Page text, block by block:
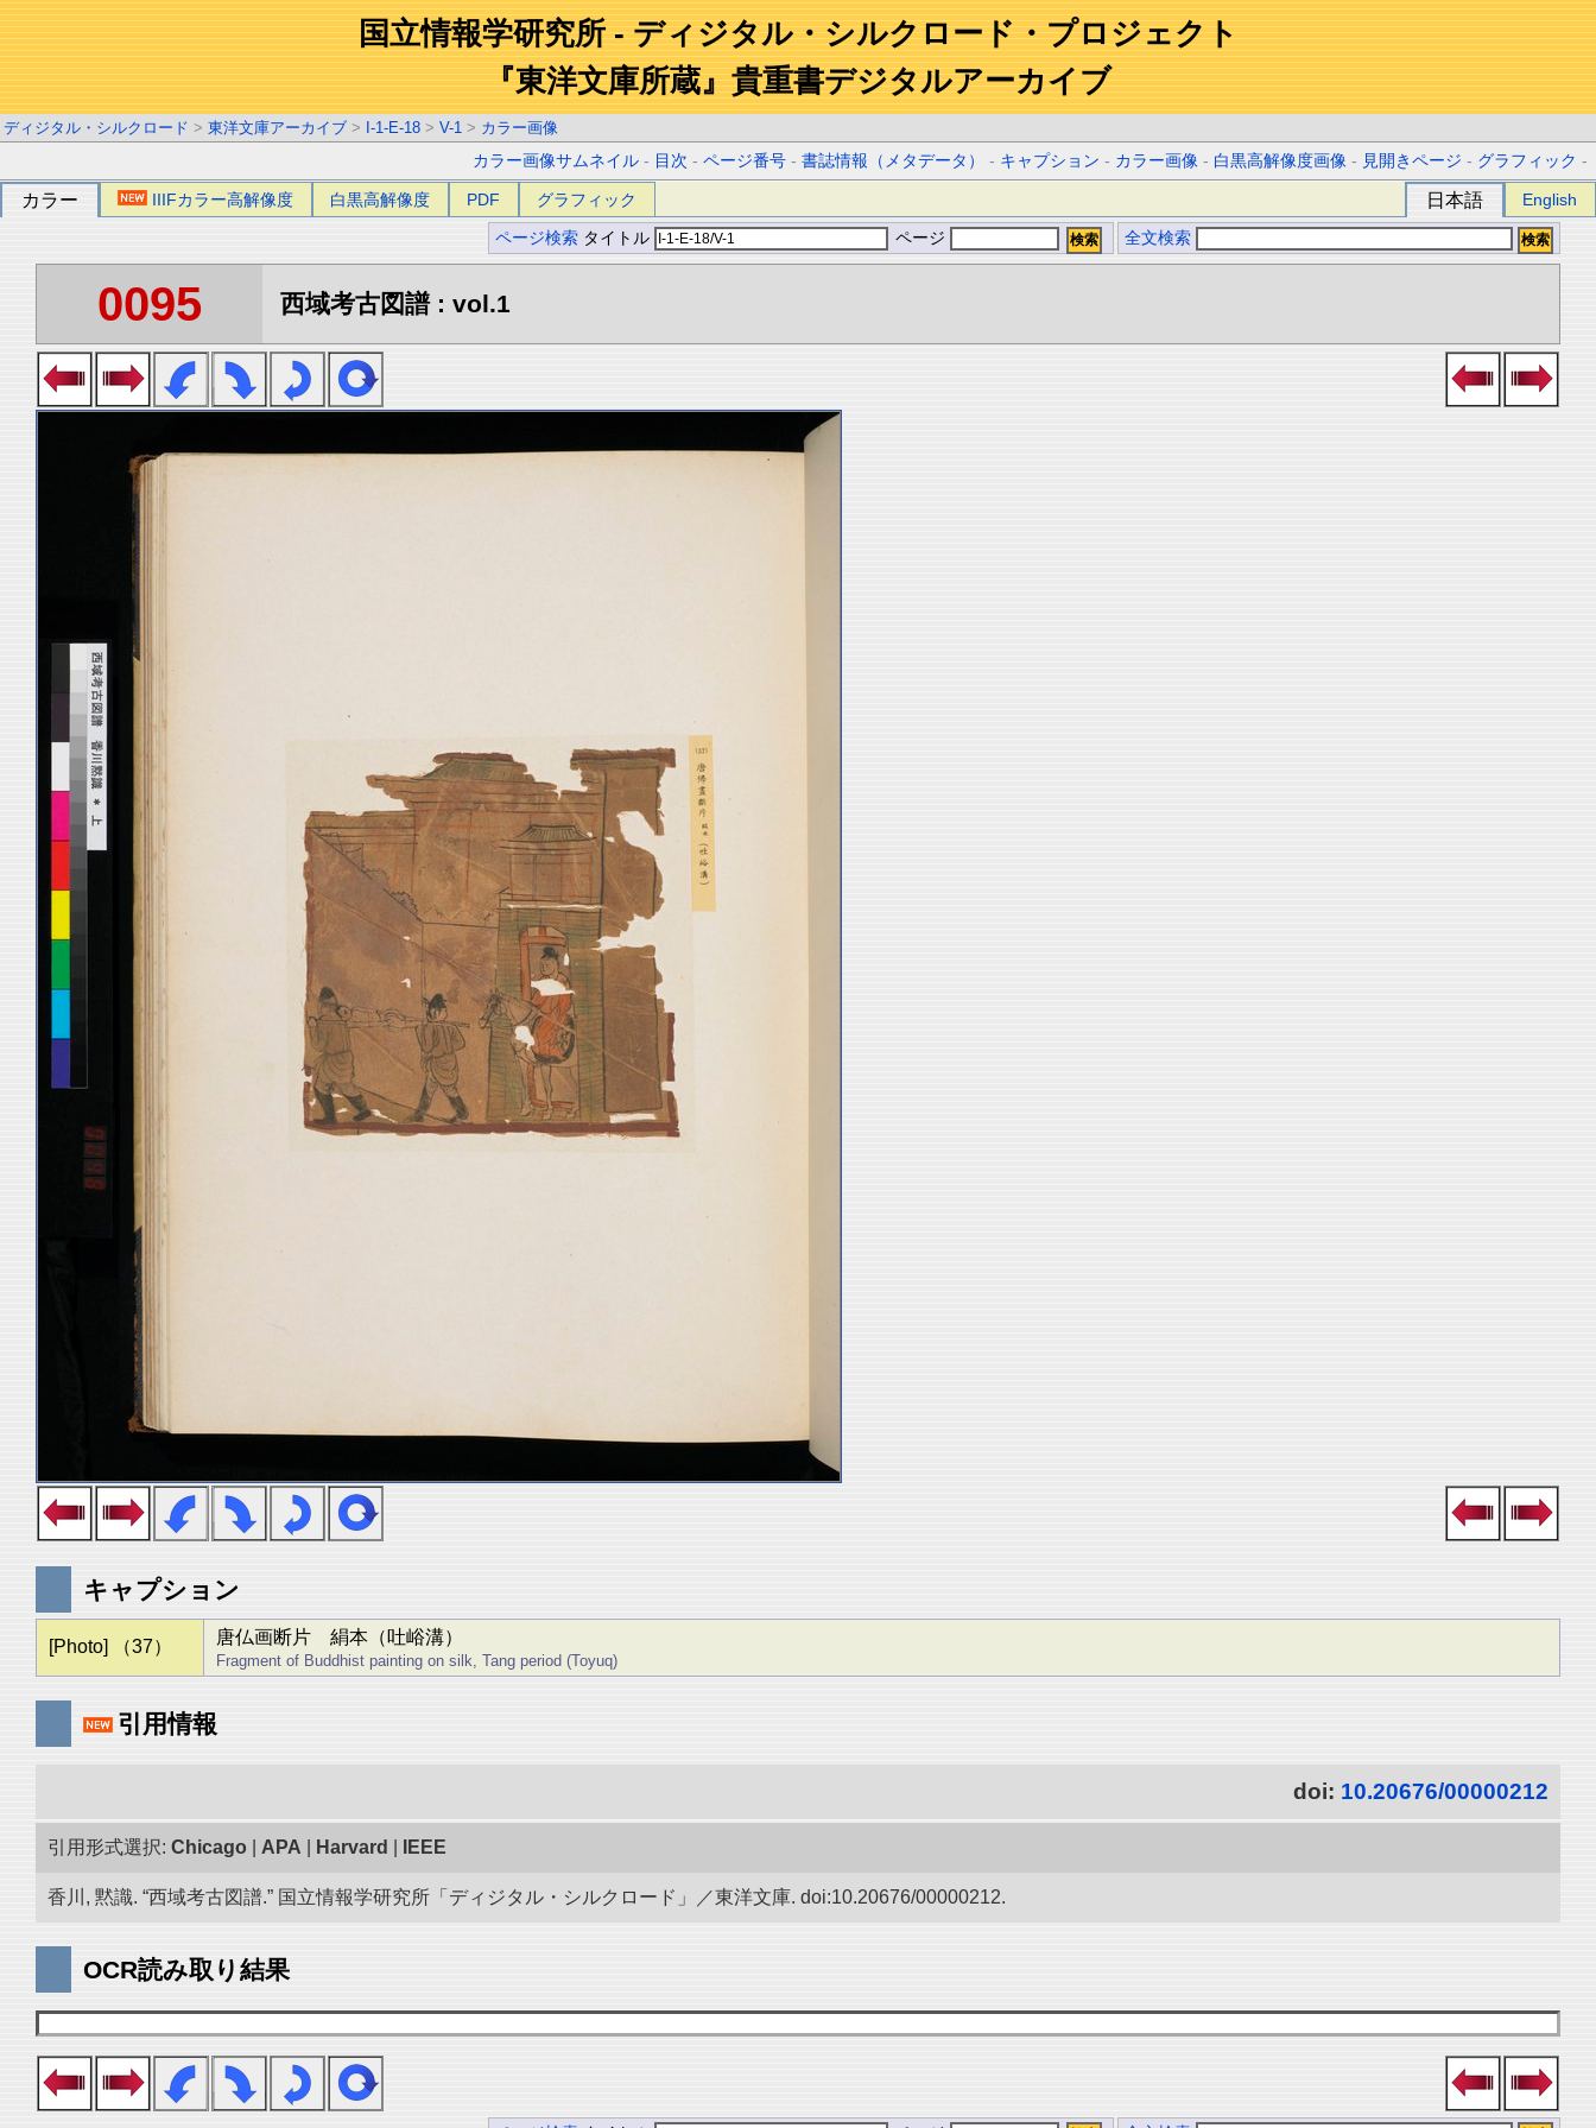
国立情報学研究所 - ディジタル・シルクロード・プロジェクト
『東洋文庫所蔵』貴重書デジタルアーカイブ
ディジタル・シルクロード > 東洋文庫アーカイブ > I-1-E-18 > V-1 > カラー画像
カラー画像サムネイル - 目次 -ページ番号 -書誌情報（メタデータ） - キャプション - カラー画像 - 白黒高解像度画像 - 見開きページ - グラフィック -
カラー IIIFカラー高解像度 白黒高解像度 PDF グラフィック 日本語 English
ページ検索 タイトル ページ 全文検索
0095 西域考古図譜 : vol.1
キャプション
[Photo] （37） 唐仏画断片 絹本（吐峪溝）
Fragment of Buddhist painting on silk, Tang period (Toyuq)
引用情報
doi: 10.20676/00000212
引用形式選択: Chicago APA Harvard IEEE
香川, 黙識. “西域考古図譜.” 国立情報学研究所「ディジタル・シルクロード」／東洋文庫. doi:10.20676/00000212.
OCR読み取り結果